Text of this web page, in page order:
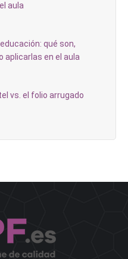
aula
qué son,
aplicarlas en el aula
vs. el folio arrugado